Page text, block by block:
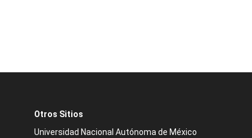
Otros Sitios
Universidad Nacional Autónoma de México